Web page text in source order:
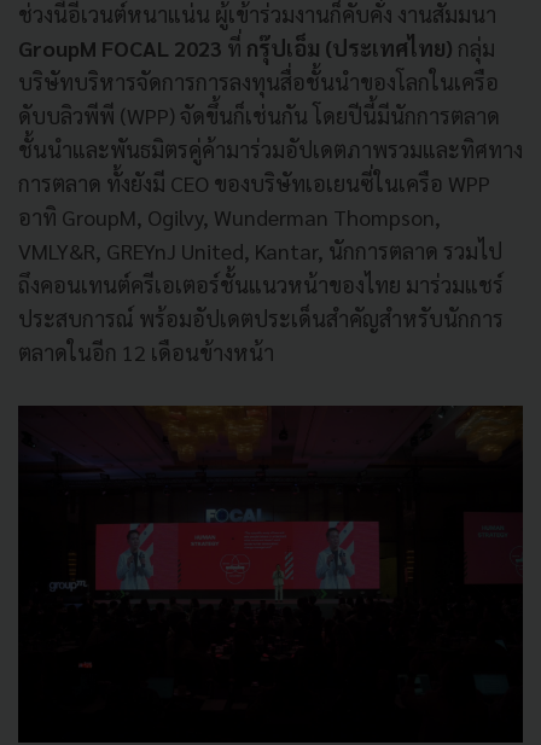
ช่วงนี้อีเวนต์หนาแน่น ผู้เข้าร่วมงานก็คับคั่ง งานสัมมนา
GroupM FOCAL 2023 ที่ กรุ๊ปเอ็ม (ประเทศไทย) กลุ่ม
บริษัทบริหารจัดการการลงทุนสื่อชั้นนำของโลกในเครือ
ดับบลิวพีพี (WPP) จัดขึ้นก็เช่นกัน โดยปีนี้มีนักการตลาด
ชั้นนำและพันธมิตรคู่ค้ามาร่วมอัปเดตภาพรวมและทิศทาง
การตลาด ทั้งยังมี CEO ของบริษัทเอเยนซี่ในเครือ WPP
อาทิ GroupM, Ogilvy, Wunderman Thompson,
VMLY&R, GREYnJ United, Kantar, นักการตลาด รวมไป
ถึงคอนเทนต์ครีเอเตอร์ชั้นแนวหน้าของไทย มาร่วมแชร์
ประสบการณ์ พร้อมอัปเดตประเด็นสำคัญสำหรับนักการ
ตลาดในอีก 12 เดือนข้างหน้า